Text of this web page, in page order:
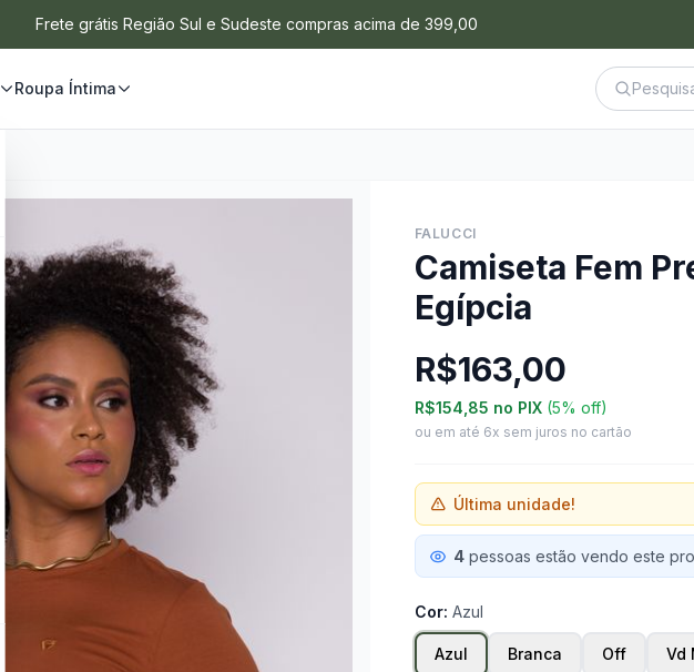
Frete grátis Região Sul e Sudeste compras acima de 399,00
Roupa Íntima
FALUCCI
Camiseta Fem
Egípcia
R$163,00
R$154,85 no PIX (5% off)
ou em até 6x sem juros no cartão
Última unidade!
4pessoas estão vendo este
Cor: Azul
Azul Branca Off Vd